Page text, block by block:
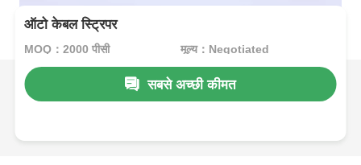
ऑटो केबल स्ट्रिपर
MOQ：2000 पीसी मूल्य：Negotiated
सबसे अच्छी कीमत